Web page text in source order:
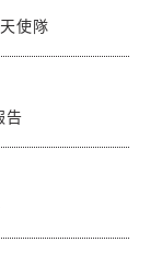
使隊
告